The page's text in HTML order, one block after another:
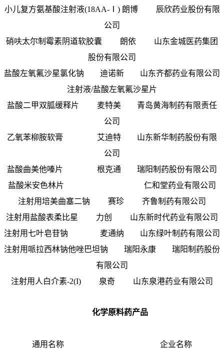
小儿复方氨基酸注射液(18AA-Ⅰ) 朗博 辰欣药业股份有限
公司
硝呋太尔制霉素阴道软胶囊 朗依 山东金城医药集团
股份有限公司
盐酸左氧氟沙星氯化钠 迪诺新 山东齐都药业有限公司
注射液/盐酸左氧氟沙星片
盐酸二甲双胍缓释片 麦特美 青岛黄海制药有限责任
公司
乙氧苯柳胺软膏 艾迪特 山东新华制药股份有限
公司
盐酸曲美他嗪片 根克通 瑞阳制药股份有限公司
盐酸米安色林片 仁和堂药业有限公司
注射用培美曲塞二钠 赛珍 齐鲁制药有限公司
注射用盐酸表柔比星 力创 山东新时代药业有限公司
注射用七叶皂苷钠 麦通纳 山东绿叶制药有限公司
注射用哌拉西林钠他唑巴坦钠 瑞阳永康 瑞阳制药股份
有限公司
注射用人白介素-2(I) 泉奇 山东泉港药业有限公司
化学原料药产品
通用名称 企业名称